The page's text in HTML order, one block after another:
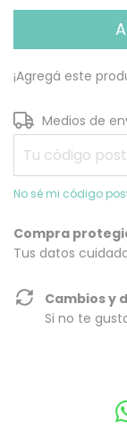
¡Agregá este
Entregas para el
Medios de
No sé mi código
Compra
Tus datos
Cambios y
Si no te